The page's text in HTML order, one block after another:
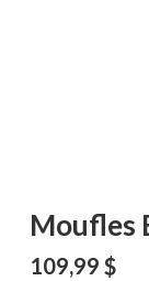
Moufles
109,99 $